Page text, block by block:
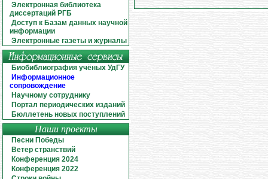
Электронная библиотека
диссертаций РГБ
Доступ к Базам данных научной
информации
Электронные газеты и журналы
Биобиблиография учёных УдГУ
Информационное
сопровождение
Научному сотруднику
Портал периодических изданий
Бюллетень новых поступлений
Наши проекты
Песни Победы
Ветер странствий
Конференция 2024
Конференция 2022